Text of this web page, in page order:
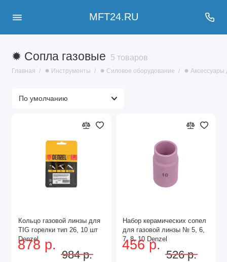
MFT24.RU
✹ Сопла газовые 5 товаров
Главная ✹ Инструменты ✹ Силовое оборудование ✹ Аксессуары
Кольцо газовой линзы для
TIG горелки тип 26, 10 шт
Denzel
878 р.
984 р.
Набор керамических сопел
для газовой линзы № 5, 6,
7, 8, 10 Denzel
456 р.
526 р.